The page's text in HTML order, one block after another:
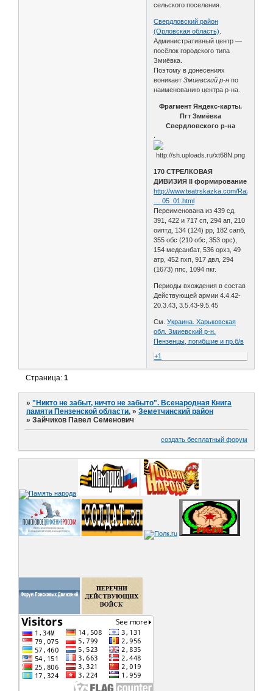
сельского поселения.
Свердловский район
(Орловская область)
Административный центр —
посёлок городского типа
Змиёвка.
Поэтому в донесениях
воникаетЗмиевский р-н по
наименованию центра р-на.
Фрагмент Яндекс-карты.
Пгт Змиёвка
Свердловского р-на
170 СТРЕЛКОВАЯ
ДИВИЗИЯ II формирование
http://www.teatrskazka.com/Raznoe/
… 05_01.html
Переименована из 439 сд.
391, 422 и 717 сп, 294 ап, 210
оиптд, 134 (124) рр, 182 сапб,
355 обс (210 обс, 353 орс),
154 медсанбат, 536 орхз, 49
атр, 452 пхп, 917 двл, 294
(1673) ппс, 1094 пкг.
Периоды вхождения в состав
Действующей армии 4.4.42-
20.3.43, 3.5.43-9.5.45
См.Украина. Харьковская
обл. Змиевский р-н.
Пензенцы, погибшие и пр.б/в
+1
Страница:1
»"Никто не забыт, ничто не забыто". Всенародная Книга
памяти Пензенской области. »Земетчинский район
»Зайчиков Павел Семенович
создать бесплатный форум